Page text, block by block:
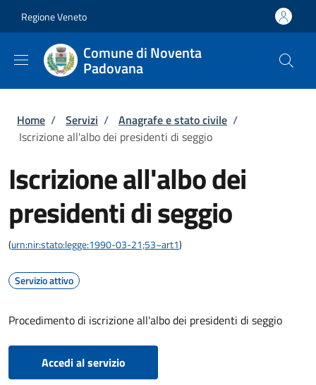
Regione Veneto
Comune di Noventa
Padovana
Briciole di pane
Home / Servizi / Anagrafe e stato civile /
Iscrizione all'albo dei presidenti di seggio
Iscrizione all'albo dei
presidenti di seggio
(urn:nir:stato:legge:1990-03-21;53~art1)
Servizio attivo
Procedimento di iscrizione all'albo dei presidenti di seggio
Accedi al servizio